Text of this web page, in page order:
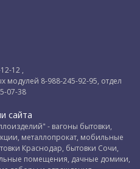
12 ,
модулей 8-988-245-92-95, отдел
07-38
сайта
- вагоны бытовки,
металлопрокат, мобильные
Краснодар, бытовки Сочи,
помещения, дачные домики,